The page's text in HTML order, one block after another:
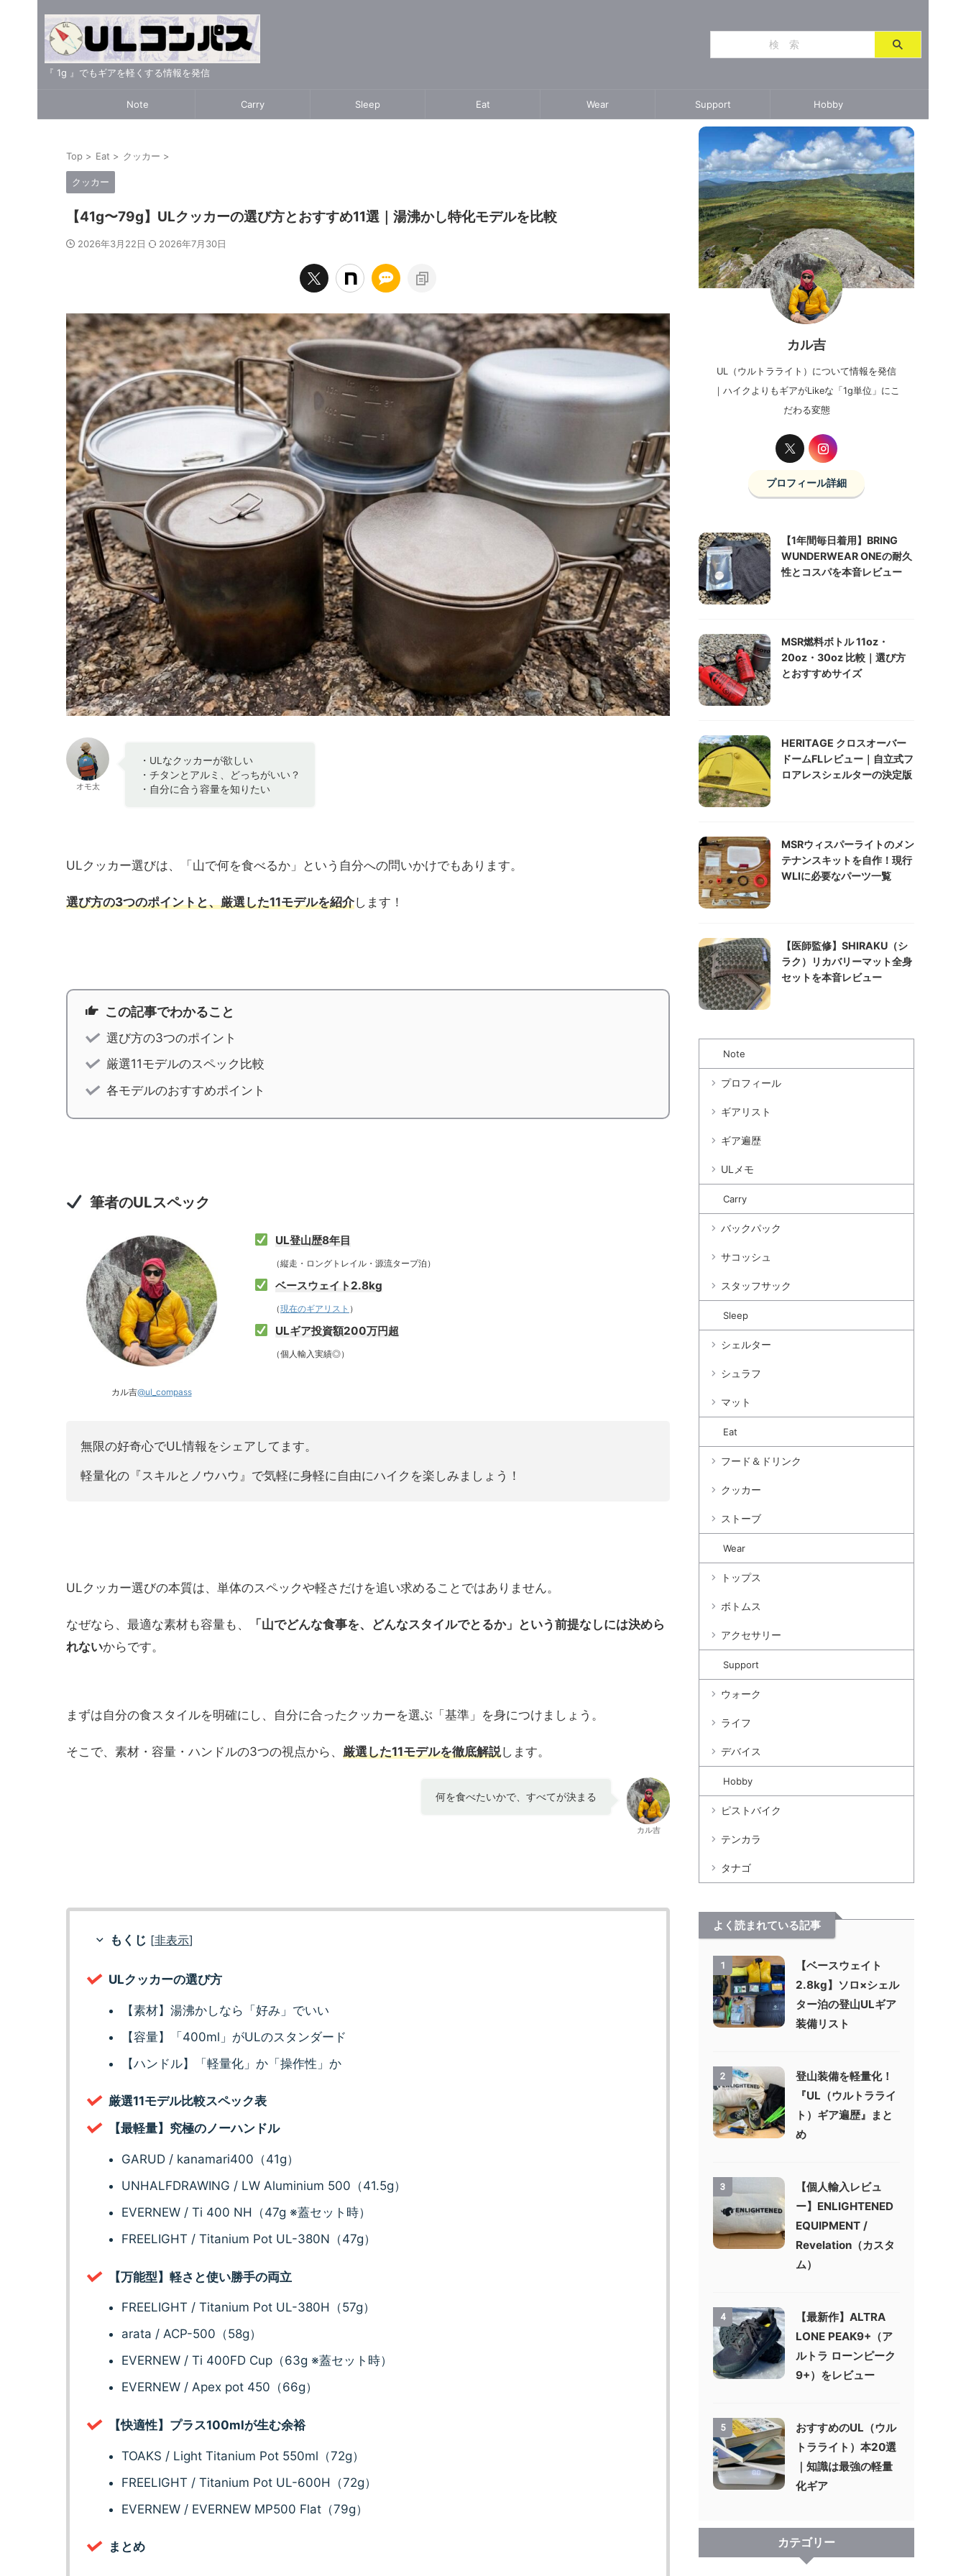
『 1g 』でもギアを軽くする情報を発信
Note Carry Sleep Eat Wear Support Hobby
Top > Eat > クッカー >
クッカー
【41g〜79g】ULクッカーの選び方とおすすめ11選｜湯沸かし特化モデルを比較
2026年3月22日 2026年7月30日
オモ太
・ULなクッカーが欲しい
・チタンとアルミ、どっちがいい？
・自分に合う容量を知りたい
ULクッカー選びは、「山で何を食べるか」という自分への問いかけでもあります。
選び方の3つのポイントと、厳選した11モデルを紹介します！
この記事でわかること
選び方の3つのポイント
厳選11モデルのスペック比較
各モデルのおすすめポイント
筆者のULスペック
カル吉@ul_compass
UL登山歴8年目
（縦走・ロングトレイル・源流タープ泊）
ベースウェイト2.8kg
（現在のギアリスト ）
ULギア投資額200万円超
（個人輸入実績◎）
無限の好奇心でUL情報をシェアしてます。
軽量化の『スキルとノウハウ』で気軽に身軽に自由にハイクを楽しみましょう！
ULクッカー選びの本質は、単体のスペックや軽さだけを追い求めることではありません。
なぜなら、最適な素材も容量も、
「山でどんな食事を、どんなスタイルでとるか」という前提なしには決めら
れないからです。
まずは自分の食スタイルを明確にし、自分に合ったクッカーを選ぶ「基準」を身につけましょう。
そこで、素材・容量・ハンドルの3つの視点から、 厳選した11モデルを徹底解説します。
何を食べたいかで、すべてが決まる
カル吉
もくじ [非表示]
ULクッカーの選び方
【素材】湯沸かしなら「好み」でいい
【容量】「400ml」がULのスタンダード
【ハンドル】「軽量化」か「操作性」か
厳選11モデル比較スペック表
【最軽量】究極のノーハンドル
GARUD / kanamari400（41g）
UNHALFDRAWING / LW Aluminium 500（41.5g）
EVERNEW / Ti 400 NH（47g ※蓋セット時）
FREELIGHT / Titanium Pot UL-380N（47g）
【万能型】軽さと使い勝手の両立
FREELIGHT / Titanium Pot UL-380H（57g）
arata / ACP-500（58g）
EVERNEW / Ti 400FD Cup（63g ※蓋セット時）
EVERNEW / Apex pot 450（66g）
【快適性】プラス100mlが生む余裕
TOAKS / Light Titanium Pot 550ml（72g）
FREELIGHT / Titanium Pot UL-600H（72g）
EVERNEW / EVERNEW MP500 Flat（79g）
まとめ
カル吉
UL（ウルトラライト）について情報を発信
｜ハイクよりもギアがLikeな「1g単位」にこ
だわる変態
プロフィール詳細
【1年間毎日着用】BRING
WUNDERWEAR ONEの耐久
性とコスパを本音レビュー
MSR燃料ボトル 11oz・
20oz・30oz 比較｜選び方
とおすすめサイズ
HERITAGE クロスオーバー
ドームFLレビュー｜自立式フ
ロアレスシェルターの決定版
MSRウィスパーライトのメン
テナンスキットを自作！現行
WLIに必要なパーツ一覧
【医師監修】SHIRAKU（シ
ラク）リカバリーマット全身
セットを本音レビュー
Note
プロフィール
ギアリスト
ギア遍歴
ULメモ
Carry
バックパック
サコッシュ
スタッフサック
Sleep
シェルター
シュラフ
マット
Eat
フード＆ドリンク
クッカー
ストーブ
Wear
トップス
ボトムス
アクセサリー
Support
ウォーク
ライフ
デバイス
Hobby
ピストバイク
テンカラ
タナゴ
よく読まれている記事
1
【ベースウェイト
2.8kg】ソロ×シェル
ター泊の登山ULギア
装備リスト
2
登山装備を軽量化！
『UL（ウルトラライ
ト）ギア遍歴』まと
め
3
【個人輸入レビュ
ー】ENLIGHTENED
EQUIPMENT /
Revelation（カスタ
ム）
4
【最新作】ALTRA
LONE PEAK9+（ア
ルトラ ローンピーク
9+）をレビュー
5
おすすめのUL（ウル
トラライト）本20選
｜知識は最強の軽量
化ギア
カテゴリー